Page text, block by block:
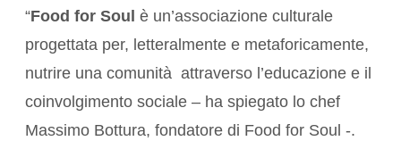
“Food for Soul è un’associazione culturale
progettata per, letteralmente e metaforicamente,
nutrire una comunità attraverso l’educazione e il
coinvolgimento sociale – ha spiegato lo chef
Massimo Bottura, fondatore di Food for Soul -.